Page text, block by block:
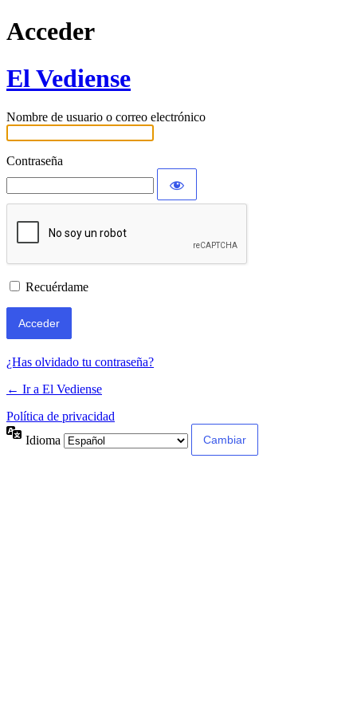
Acceder
El Vediense
Nombre de usuario o correo electrónico
Contraseña
Recuérdame
¿Has olvidado tu contraseña?
← Ir a El Vediense
Política de privacidad
Idioma